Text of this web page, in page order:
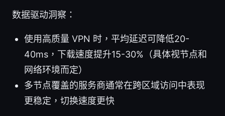
数据驱动洞察：
使用高质量 VPN 时，平均延迟可降低20-
40ms，下载速度提升15-30%（具体视节点和
网络环境而定）
多节点覆盖的服务商通常在跨区域访问中表现
更稳定，切换速度更快